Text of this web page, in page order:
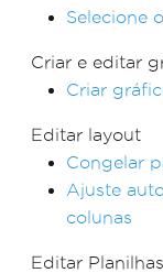
Selecione
Criar e editar
Criar
Editar layout
Congelar
Ajuste
colunas
Editar Planilhas